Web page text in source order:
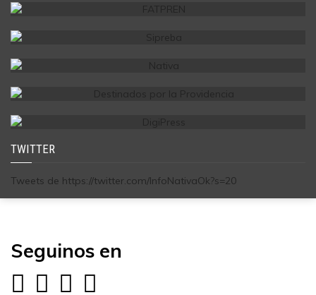
TWITTER
Tweets de https://twitter.com/InfoNativaOk?s=20
Seguinos en